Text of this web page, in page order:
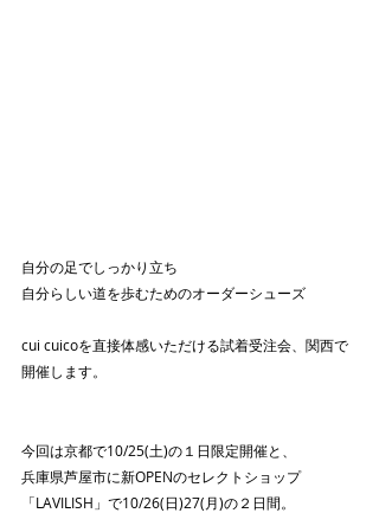
自分の足でしっかり立ち
自分らしい道を歩むためのオーダーシューズ
cui cuicoを直接体感いただける試着受注会、関西で
開催します。
今回は京都で10/25(土)の１日限定開催と、
兵庫県芦屋市に新OPENのセレクトショップ
「LAVILISH」で10/26(日)27(月)の２日間。